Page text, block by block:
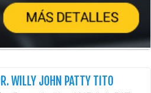
WILLY JOHN PATTY TITO